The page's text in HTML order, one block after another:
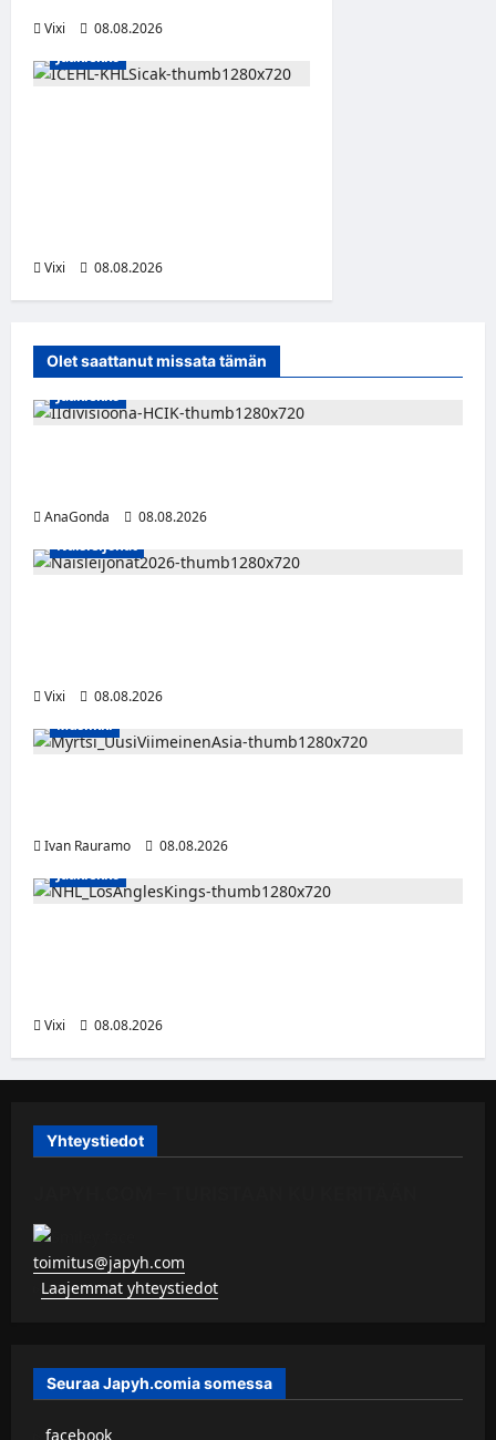
Vixi
08.08.2026
Jääkiekko
Vixi 08.08.2026
Olet saattanut missata tämän
Jääkiekko
AnaGonda
08.08.2026
Naisleijonat
Vixi
08.08.2026
Musiikki
Ivan Rauramo
08.08.2026
Jääkiekko
Vixi 08.08.2026
Yhteystiedot
toimitus@japyh.com
Laajemmat yhteystiedot
Seuraa Japyh.comia somessa
facebook